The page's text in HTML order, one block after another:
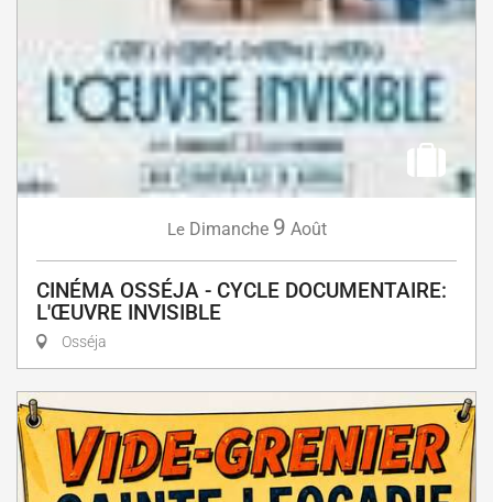
Le Dimanche 9 Août
CINÉMA OSSÉJA - CYCLE DOCUMENTAIRE:
L'ŒUVRE INVISIBLE
Osséja